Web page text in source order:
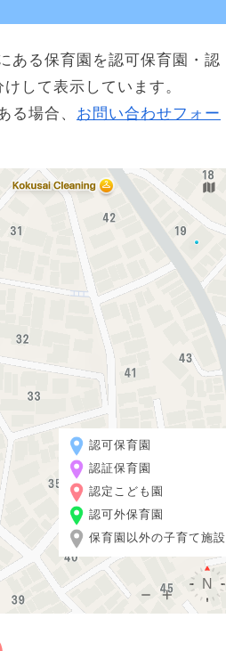
ある保育園を認可保育園・認
して表示しています。
る場合、 お問い合わせフォー
認可保育園
認証保育園
認定こども園
認可外保育園
保育園以外の子育て施設